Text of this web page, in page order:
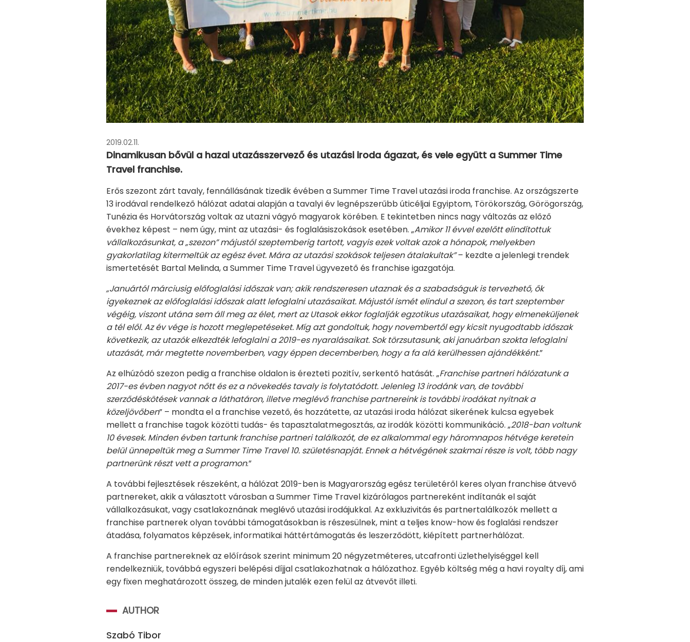
2019.02.11.
Dinamikusan bővül a hazai utazásszervező és utazási iroda ágazat, és vele együtt a Summer Time
Travel franchise.
Erős szezont zárt tavaly, fennállásának tizedik évében a Summer Time Travel utazási iroda franchise. Az országszerte
13 irodával rendelkező hálózat adatai alapján a tavalyi év legnépszerűbb úticéljai Egyiptom, Törökország, Görögország,
Tunézia és Horvátország voltak az utazni vágyó magyarok körében. E tekintetben nincs nagy változás az előző
évekhez képest – nem úgy, mint az utazási- és foglalásiszokások esetében. „Amikor 11 évvel ezelőtt elindítottuk
vállalkozásunkat, a „szezon” májustól szeptemberig tartott, vagyis ezek voltak azok a hónapok, melyekben
gyakorlatilag kitermeltük az egész évet. Mára az utazási szokások teljesen átalakultak”– kezdte a jelenlegi trendek
ismertetését Bartal Melinda, a Summer Time Travel ügyvezető és franchise igazgatója.
„Januártól márciusig előfoglalási időszak van; akik rendszeresen utaznak és a szabadságuk is tervezhető, ők
igyekeznek az előfoglalási időszak alatt lefoglalni utazásaikat. Májustól ismét elindul a szezon, és tart szeptember
végéig, viszont utána sem áll meg az élet, mert az Utasok ekkor foglalják egzotikus utazásaikat, hogy elmeneküljenek
a tél elől. Az év vége is hozott meglepetéseket. Míg azt gondoltuk, hogy novembertől egy kicsit nyugodtabb időszak
következik, az utazók elkezdték lefoglalni a 2019-es nyaralásaikat. Sok törzsutasunk, aki januárban szokta lefoglalni
utazását, már megtette novemberben, vagy éppen decemberben, hogy a fa alá kerülhessen ajándékként.”
Az elhúzódó szezon pedig a franchise oldalon is érezteti pozitív, serkentő hatását. „Franchise partneri hálózatunk a
2017-es évben nagyot nőtt és ez a növekedés tavaly is folytatódott. Jelenleg 13 irodánk van, de további
szerződéskötések vannak a láthatáron, illetve meglévő franchise partnereink is további irodákat nyitnak a
közeljövőben” – mondta el a franchise vezető, és hozzátette, az utazási iroda hálózat sikerének kulcsa egyebek
mellett a franchise tagok közötti tudás- és tapasztalatmegosztás, az irodák közötti kommunikáció. „2018-ban voltunk
10 évesek. Minden évben tartunk franchise partneri találkozót, de ez alkalommal egy háromnapos hétvége keretein
belül ünnepeltük meg a Summer Time Travel 10. születésnapját. Ennek a hétvégének szakmai része is volt, több nagy
partnerünk részt vett a programon.”
A további fejlesztések részeként, a hálózat 2019-ben is Magyarország egész területéről keres olyan franchise átvevő
partnereket, akik a választott városban a Summer Time Travel kizárólagos partnereként indítanák el saját
vállalkozásukat, vagy csatlakoznának meglévő utazási irodájukkal. Az exkluzivitás és partnertalálkozók mellett a
franchise partnerek olyan további támogatásokban is részesülnek, mint a teljes know-how és foglalási rendszer
átadása, folyamatos képzések, informatikai háttértámogatás és leszerződött, kiépített partnerhálózat.
A franchise partnereknek az előírások szerint minimum 20 négyzetméteres, utcafronti üzlethelyiséggel kell
rendelkezniük, továbbá egyszeri belépési díjjal csatlakozhatnak a hálózathoz. Egyéb költség még a havi royalty díj, ami
egy fixen meghatározott összeg, de minden jutalék ezen felül az átvevőt illeti.
AUTHOR
Szabó Tibor